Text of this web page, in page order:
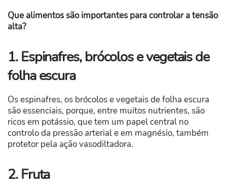
Que alimentos são importantes para controlar a tensão
alta?
1. Espinafres, brócolos e vegetais de
folha escura
Os espinafres, os brócolos e vegetais de folha escura
são essenciais, porque, entre muitos nutrientes, são
ricos em potássio, que tem um papel central no
controlo da pressão arterial e em magnésio, também
protetor pela ação vasodiltadora.
2. Fruta